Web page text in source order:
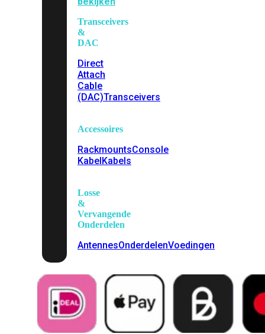
Transceivers
&
DAC
Direct
Attach
Cable
(DAC)Transceivers
Accessoires
RackmountsConsole
KabelKabels
Losse
&
Vervangende
Onderdelen
AntennesOnderdelenVoedingen